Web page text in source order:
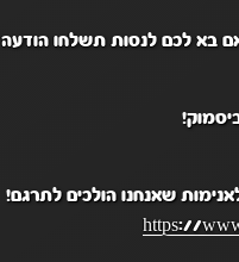
אם בא לכם לנסות תשלחו הודעה
שאנחנו הולכים לתרגם!
https://